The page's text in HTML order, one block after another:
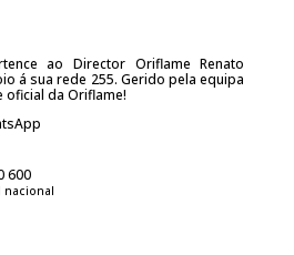
ao Director Oriflame Renato
á sua rede 255. Gerido pela equipa
oficial da Oriflame!
600
nacional